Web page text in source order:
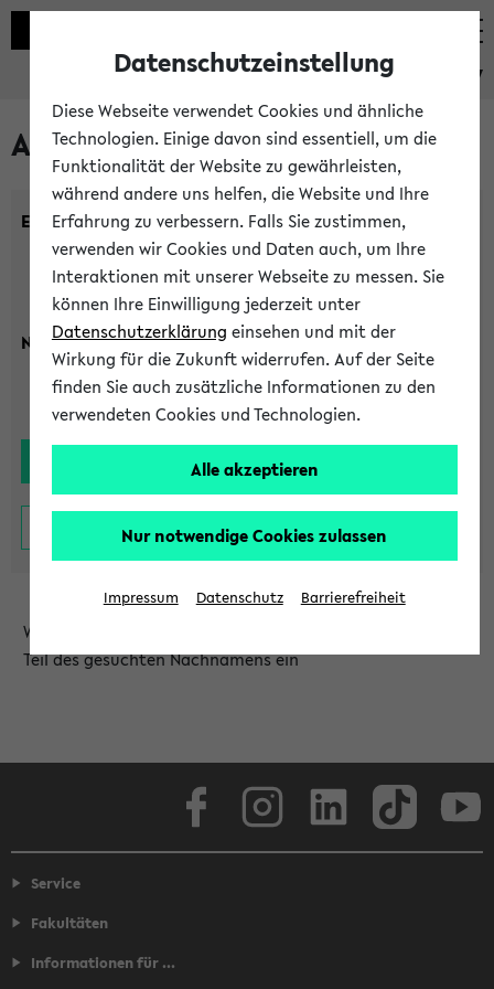
eKVV
Alle Lehrenden
Einrichtung:
Nachname:
Wählen Sie die Einrichtung aus und/oder geben Sie einen
Teil des gesuchten Nachnamens ein
Service
Fakultäten
Informationen für ...
Datenschutzeinstellung
Diese Webseite verwendet Cookies und ähnliche
Technologien. Einige davon sind essentiell, um die
Funktionalität der Website zu gewährleisten,
während andere uns helfen, die Website und Ihre
Erfahrung zu verbessern. Falls Sie zustimmen,
verwenden wir Cookies und Daten auch, um Ihre
Interaktionen mit unserer Webseite zu messen. Sie
können Ihre Einwilligung jederzeit unter
Datenschutzerklärung einsehen und mit der
Wirkung für die Zukunft widerrufen. Auf der Seite
finden Sie auch zusätzliche Informationen zu den
verwendeten Cookies und Technologien.
Alle akzeptieren
Nur notwendige Cookies zulassen
Impressum Datenschutz Barrierefreiheit